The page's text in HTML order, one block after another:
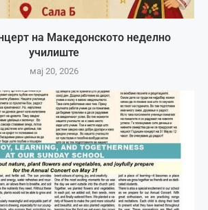
на Македонското неделно
училиште
мај 20, 2026